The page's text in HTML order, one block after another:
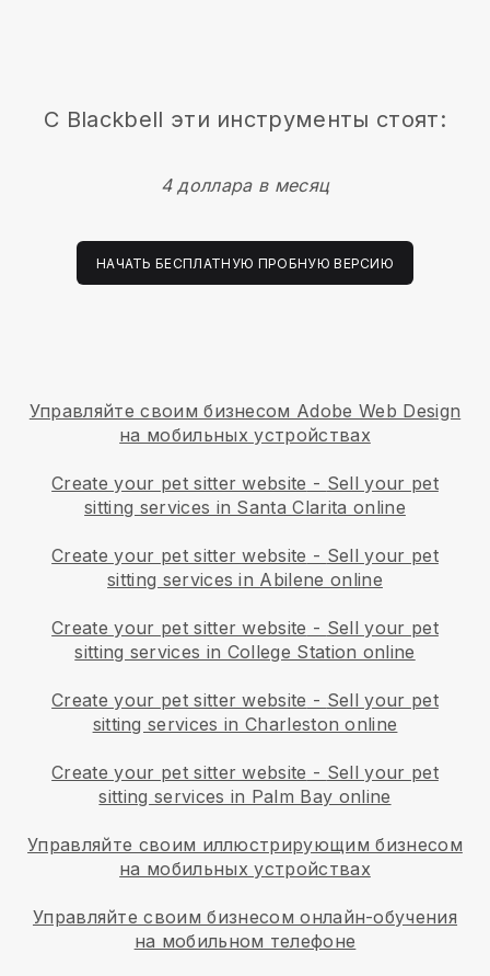
С Blackbell эти инструменты стоят:
4 доллара в месяц
НАЧАТЬ БЕСПЛАТНУЮ ПРОБНУЮ ВЕРСИЮ
Управляйте своим бизнесом Adobe Web Design
на мобильных устройствах
Create your pet sitter website - Sell your pet
sitting services in Santa Clarita online
Create your pet sitter website - Sell your pet
sitting services in Abilene online
Create your pet sitter website - Sell your pet
sitting services in College Station online
Create your pet sitter website - Sell your pet
sitting services in Charleston online
Create your pet sitter website - Sell your pet
sitting services in Palm Bay online
Управляйте своим иллюстрирующим бизнесом
на мобильных устройствах
Управляйте своим бизнесом онлайн-обучения
на мобильном телефоне